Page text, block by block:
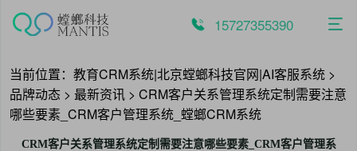
15727355390
当前位置： 教育CRM系统|北京螳螂科技官网|AI客服系统 >
品牌动态 > 最新资讯 > CRM客户关系管理系统定制需要注意
哪些要素_CRM客户管理系统_螳螂CRM系统
CRM客户关系管理系统定制需要注意哪些要素_CRM客户管理系